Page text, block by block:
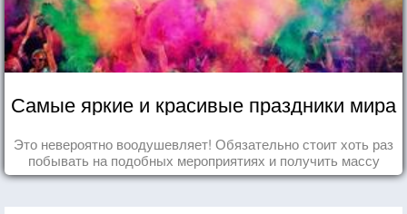
Самые яркие и красивые праздники мира
Это невероятно воодушевляет! Обязательно стоит хоть раз
побывать на подобных мероприятиях и получить массу
впечатлений!